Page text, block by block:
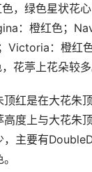
，绿色星状花
：橙红色；
Victoria：橙红
花葶上花朵较多
红是在大花朱
度上与大花朱
主要有